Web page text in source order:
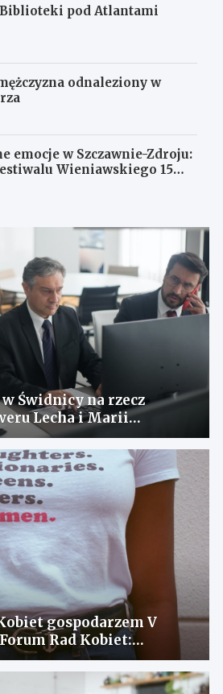
pod Atlantami
odnaleziony w
emocje w Szczawnie-Zdroju:
Wieniawskiego 15
Świdnicy na rzecz
Lecha i Marii
gospodarzem V
Rad Kobiet:
doświadczeń i